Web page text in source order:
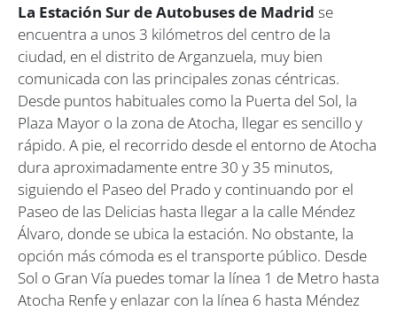
La Estación Sur de Autobuses de Madrid se
encuentra a unos 3 kilómetros del centro de la
ciudad, en el distrito de Arganzuela, muy bien
comunicada con las principales zonas céntricas.
Desde puntos habituales como la Puerta del Sol, la
Plaza Mayor o la zona de Atocha, llegar es sencillo y
rápido. A pie, el recorrido desde el entorno de Atocha
dura aproximadamente entre 30 y 35 minutos,
siguiendo el Paseo del Prado y continuando por el
Paseo de las Delicias hasta llegar a la calle Méndez
Álvaro, donde se ubica la estación. No obstante, la
opción más cómoda es el transporte público. Desde
Sol o Gran Vía puedes tomar la línea 1 de Metro hasta
Atocha Renfe y enlazar con la línea 6 hasta Méndez